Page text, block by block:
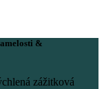
&
zážitková